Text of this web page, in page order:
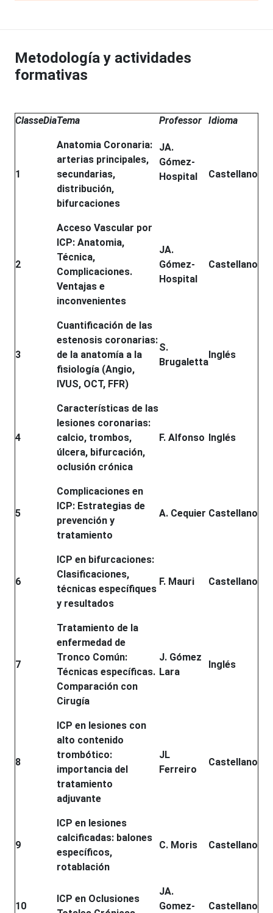
Metodología y actividades
formativas
ClasseDiaTema Professor Idioma
1
Anatomia Coronaria:
arterias principales,
secundarias,
distribución,
bifurcaciones
JA.
Gómez-
Hospital
Castellano
2
Acceso Vascular por
ICP: Anatomia,
Técnica,
Complicaciones.
Ventajas e
inconvenientes
JA.
Gómez-
Hospital
Castellano
3
Cuantificación de las
estenosis coronarias:
de la anatomía a la
fisiología (Angio,
IVUS, OCT, FFR)
S.
Brugaletta
Inglés
4
Características de las
lesiones coronarias:
calcio, trombos,
úlcera, bifurcación,
oclusión crónica
F. Alfonso Inglés
5
Complicaciones en
ICP: Estrategias de
prevención y
tratamiento
A. Cequier Castellano
6
ICP en bifurcaciones:
Clasificaciones,
técnicas específiques
y resultados
F. Mauri Castellano
7
Tratamiento de la
enfermedad de
Tronco Común:
Técnicas específicas.
Comparación con
Cirugía
J. Gómez
Lara
Inglés
8
ICP en lesiones con
alto contenido
trombótico:
importancia del
tratamiento
adjuvante
JL
Ferreiro
Castellano
9
ICP en lesiones
calcificadas: balones
específicos,
rotablación
C. Moris Castellano
10
ICP en Oclusiones
JA.
Gomez-
Castellano